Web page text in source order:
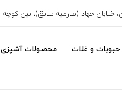
خیابان جهاد (صارمیه سابق)، بین کوچه ۱۲ و ۱۴
حبوبات و غلات محصولات آشپزی